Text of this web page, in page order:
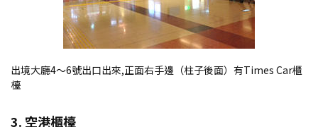
出境大廳4～6號出口出來,正面右手邊（柱子後面）有Times Car櫃
檯
3. 空港櫃檯